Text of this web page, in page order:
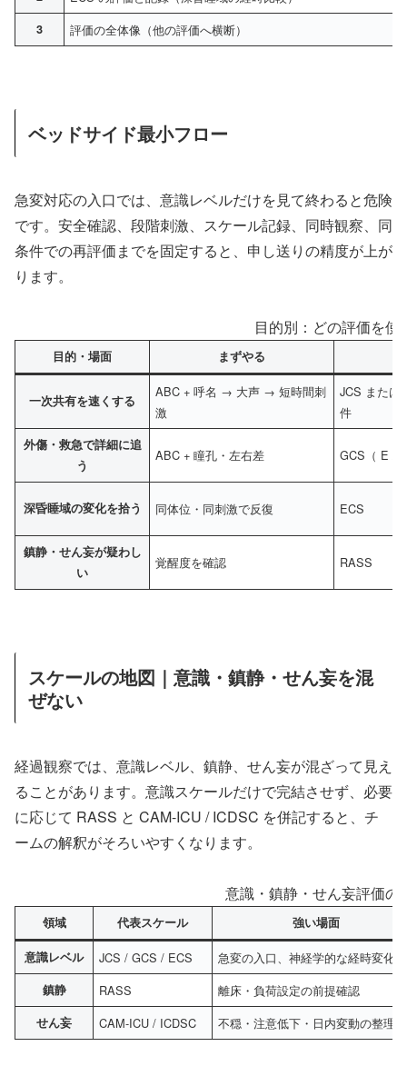
3 評価の全体像（他の評価へ横断）
ベッドサイド最小フロー
急変対応の入口では、意識レベルだけを見て終わると危険
です。安全確認、段階刺激、スケール記録、同時観察、同
条件での再評価までを固定すると、申し送りの精度が上が
ります。
目的別：どの評価を使
目的・場面 まずやる
一次共有を速くする
ABC + 呼名 → 大声 → 短時間刺
激
JCS または
件
外傷・救急で詳細に追
う
ABC + 瞳孔・左右差 GCS（ E /
深昏睡域の変化を拾う 同体位・同刺激で反復 ECS
鎮静・せん妄が疑わし
い
覚醒度を確認 RASS
スケールの地図｜意識・鎮静・せん妄を混
ぜない
経過観察では、意識レベル、鎮静、せん妄が混ざって見え
ることがあります。意識スケールだけで完結させず、必要
に応じて RASS と CAM-ICU / ICDSC を併記すると、チ
ームの解釈がそろいやすくなります。
意識・鎮静・せん妄評価の
領域 代表スケール 強い場面
意識レベル JCS / GCS / ECS 急変の入口、神経学的な経時変化
鎮静 RASS 離床・負荷設定の前提確認
せん妄 CAM-ICU / ICDSC 不穏・注意低下・日内変動の整理